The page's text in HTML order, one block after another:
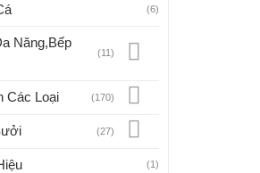
(6)
Năng,Bếp
(11)
Các Loại (170)
(27)
(1)